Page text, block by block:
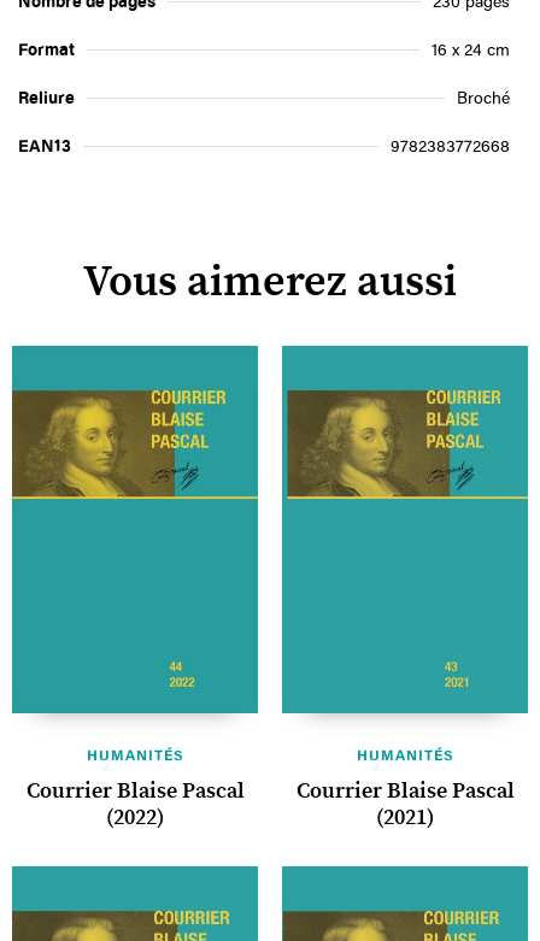
Format 16 x 24 cm
Reliure Broché
EAN13 9782383772668
Vous aimerez aussi
HUMANITÉS
Courrier Blaise Pascal
(2022)
HUMANITÉS
Courrier Blaise Pascal
(2021)